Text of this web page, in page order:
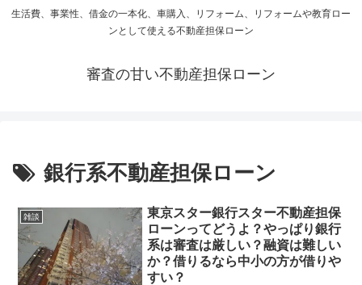
生活費、事業性、借金の一本化、車購入、リフォーム、リフォームや教育ロー
ンとして使える不動産担保ローン
審査の甘い不動産担保ローン
銀行系不動産担保ローン
雑談
東京スター銀行スター不動産担保
ローンってどうよ？やっぱり銀行
系は審査は厳しい？融資は難しい
か？借りるなら中小の方が借りや
すい？